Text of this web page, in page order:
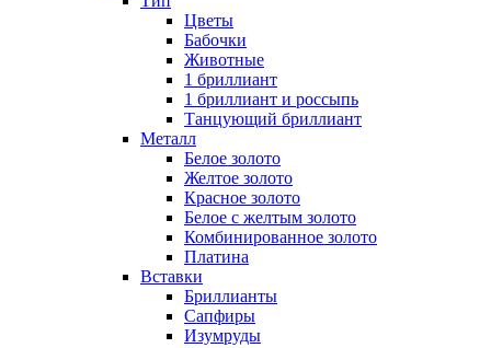
Цветы
Бабочки
Животные
1 бриллиант
1 бриллиант и россыпь
Танцующий бриллиант
Металл
Белое золото
Желтое золото
Красное золото
Белое с желтым золото
Комбинированное золото
Платина
Вставки
Бриллианты
Сапфиры
Изумруды